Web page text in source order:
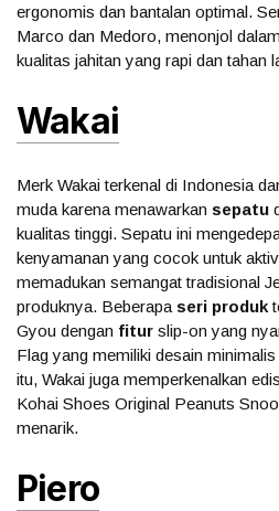
ergonomis dan bantalan optimal.
Marco dan Medoro, menonjol
kualitas jahitan yang rapi dan tahan
Wakai
Merk Wakai terkenal di Indonesia
muda karena menawarkan sepatu
kualitas tinggi. Sepatu ini
kenyamanan yang cocok untuk
memadukan semangat tradisional
produknya. Beberapa seri produk
Gyou dengan fitur slip-on yang
Flag yang memiliki desain
itu, Wakai juga memperkenalkan
Kohai Shoes Original Peanuts
menarik.
Piero